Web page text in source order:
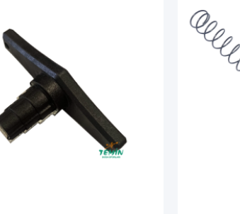
olduğu doğru belirlenmelidir.
veya vida seti olduğu açıklanmalıdır.
olduğu açıkça yazılmalıdır.
yoksa yetkili servis işlemi mi gerektirdiği belirtilmelidir.